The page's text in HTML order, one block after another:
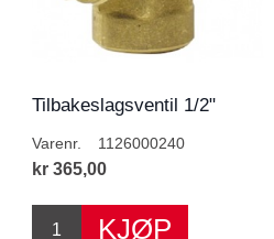
Tilbakeslagsventil 1/2"
Varenr. 1126000240
kr 365,00